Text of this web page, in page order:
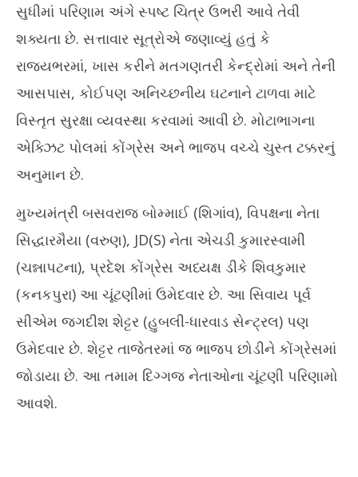
સુધીમાં પરિણામ અંગે સ્પષ્ટ ચિત્ર ઉભરી આવે તેવી
શક્યતા છે. સત્તાવાર સૂત્રોએ જણાવ્યું હતું કે
રાજ્યભરમાં, ખાસ કરીને મતગણતરી કેન્દ્રોમાં અને તેની
આસપાસ, કોઈપણ અનિચ્છનીય ઘટનાને ટાળવા માટે
વિસ્તૃત સુરક્ષા વ્યવસ્થા કરવામાં આવી છે. મોટાભાગના
એક્ઝિટ પોલમાં કોંગ્રેસ અને ભાજપ વચ્ચે ચુસ્ત ટક્કરનું
અનુમાન છે.
મુખ્યમંત્રી બસવરાજ બોમ્માઈ (શિગાંવ), વિપક્ષના નેતા
સિદ્ધારમૈયા (વરુણ), JD(S) નેતા એચડી કુમારસ્વામી
(ચન્નાપટના), પ્રદેશ કોંગ્રેસ અધ્યક્ષ ડીકે શિવકુમાર
(કનકપુરા) આ ચૂંટણીમાં ઉમેદવાર છે. આ સિવાય પૂર્વ
સીએમ જગદીશ શેટ્ટર (હુબલી-ધારવાડ સેન્ટ્રલ) પણ
ઉમેદવાર છે. શેટ્ટર તાજેતરમાં જ ભાજપ છોડીને કોંગ્રેસમાં
જોડાયા છે. આ તમામ દિગ્ગજ નેતાઓના ચૂંટણી પરિણામો
આવશે.